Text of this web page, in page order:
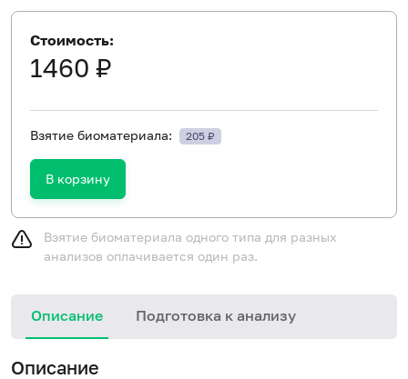
Стоимость:
1460 ₽
Взятие биоматериала: 205 ₽
В корзину
Взятие биоматериала одного типа для разных
анализов оплачивается один раз.
Описание Подготовка к анализу
Описание